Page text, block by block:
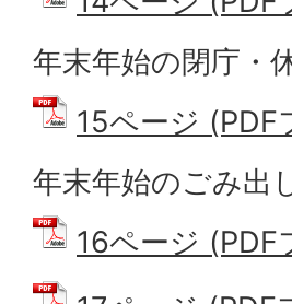
年末年始の閉庁・
15ページ
年末年始のごみ出
16ページ